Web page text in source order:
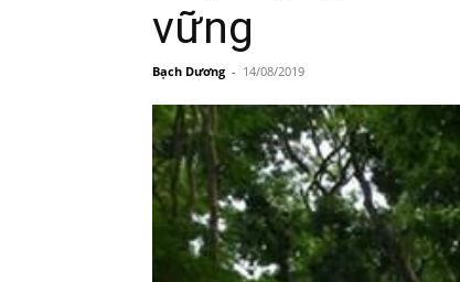
vững
Bạch Dương - 14/08/2019